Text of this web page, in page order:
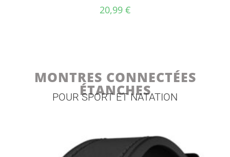
20,99 €
MONTRES CONNECTÉES
ÉTANCHES
POUR SPORT ET NATATION